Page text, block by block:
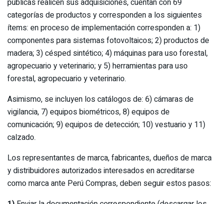
categorías de productos y corresponden a los siguientes
ítems: en proceso de implementación corresponden a: 1)
componentes para sistemas fotovoltaicos; 2) productos de
madera; 3) césped sintético; 4) máquinas para uso forestal,
agropecuario y veterinario; y 5) herramientas para uso
forestal, agropecuario y veterinario.
Asimismo, se incluyen los catálogos de: 6) cámaras de
vigilancia, 7) equipos biométricos, 8) equipos de
comunicación; 9) equipos de detección; 10) vestuario y 11)
calzado.
Los representantes de marca, fabricantes, dueños de marca
y distribuidores autorizados interesados en acreditarse
como marca ante Perú Compras, deben seguir estos pasos: